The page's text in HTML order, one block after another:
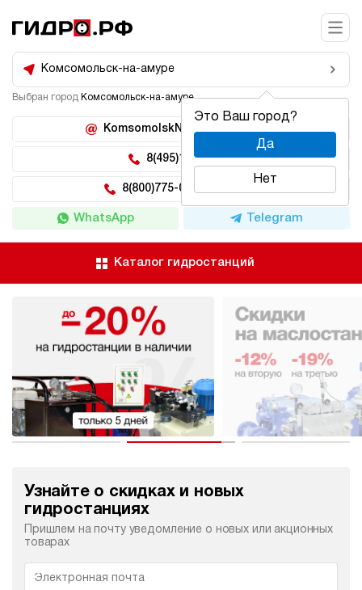
Комсомольск-на-амуре
Это Ваш город?
Да
Нет
Выбран город Комсомольск-на-амуре
KomsomolskNaAmure@hidro.ru
8(495)150-04-62
8(800)775-04-62 доб 222
WhatsApp Telegram
Каталог гидростанций
Узнайте о скидках и новых
гидростанциях
Пришлем на почту уведомление о новых или акционных
товарах